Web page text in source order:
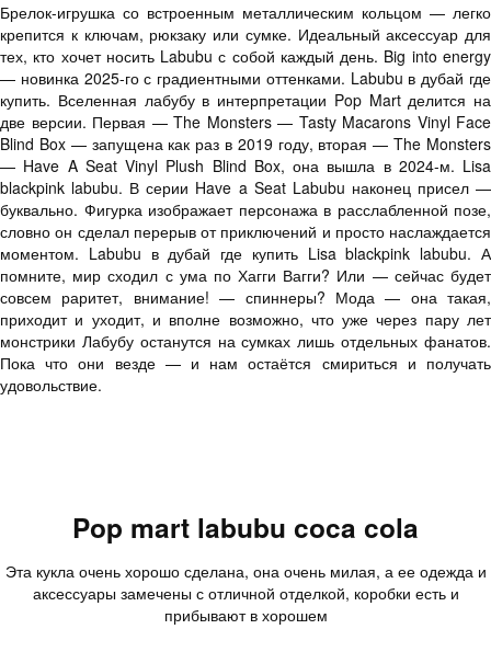
Брелок-игрушка со встроенным металлическим кольцом — легко
крепится к ключам, рюкзаку или сумке. Идеальный аксессуар для
тех, кто хочет носить Labubu с собой каждый день. Big into energy
— новинка 2025-го с градиентными оттенками. Labubu в дубай где
купить. Вселенная лабубу в интерпретации Pop Mart делится на
две версии. Первая — The Monsters — Tasty Macarons Vinyl Face
Blind Box — запущена как раз в 2019 году, вторая — The Monsters
— Have A Seat Vinyl Plush Blind Box, она вышла в 2024-м. Lisa
blackpink labubu. В серии Have a Seat Labubu наконец присел —
буквально. Фигурка изображает персонажа в расслабленной позе,
словно он сделал перерыв от приключений и просто наслаждается
моментом. Labubu в дубай где купить Lisa blackpink labubu. А
помните, мир сходил с ума по Хагги Вагги? Или — сейчас будет
совсем раритет, внимание! — спиннеры? Мода — она такая,
приходит и уходит, и вполне возможно, что уже через пару лет
монстрики Лабубу останутся на сумках лишь отдельных фанатов.
Пока что они везде — и нам остаётся смириться и получать
удовольствие.
Pop mart labubu coca cola
Эта кукла очень хорошо сделана, она очень милая, а ее одежда и
аксессуары замечены с отличной отделкой, коробки есть и
прибывают в хорошем